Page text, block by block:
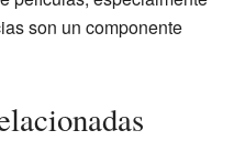
son un componente